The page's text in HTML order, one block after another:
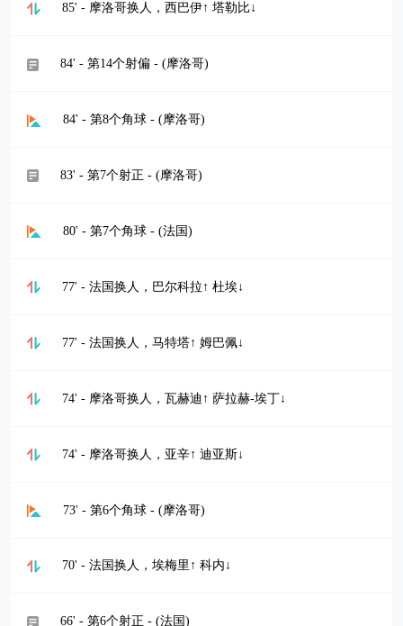
85' - 摩洛哥换人，西巴伊↑ 塔勒比↓
84' - 第14个射偏 - (摩洛哥)
84' - 第8个角球 - (摩洛哥)
83' - 第7个射正 - (摩洛哥)
80' - 第7个角球 - (法国)
77' - 法国换人，巴尔科拉↑ 杜埃↓
77' - 法国换人，马特塔↑ 姆巴佩↓
74' - 摩洛哥换人，瓦赫迪↑ 萨拉赫-埃丁↓
74' - 摩洛哥换人，亚辛↑ 迪亚斯↓
73' - 第6个角球 - (摩洛哥)
70' - 法国换人，埃梅里↑ 科内↓
66' - 第6个射正 - (法国)